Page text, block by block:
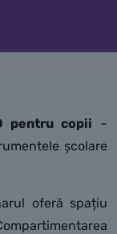
pentru copii –
școlare
oferă spațiu